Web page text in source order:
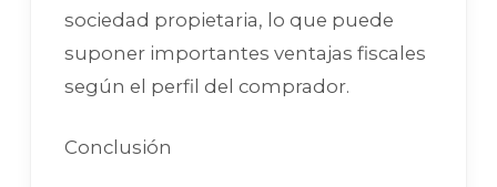
sociedad propietaria, lo que puede
suponer importantes ventajas fiscales
según el perfil del comprador.
Conclusión